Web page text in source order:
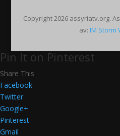
Copyright 2026 assyriatv.org.
av: IM Storm
Pin It on Pinterest
Share This
Facebook
Twitter
Google+
Pinterest
Gmail